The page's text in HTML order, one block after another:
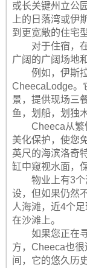
或长关键州立公
上的日落湾或伊
到更宽敞的住宅
对于住宿，
广阔的广阔场地
例如，伊斯
CheecaLodge。
景，提供现场三
鱼，划船，划独
Cheeca从繁
美化保护，使您
英尺的海滨洛奇
缸中窥视水面，
物业上有3
设，但如果仍然
人海滩，近4个
在沙滩上。
如果您正在
方，Cheeca也
间，它的悠久历